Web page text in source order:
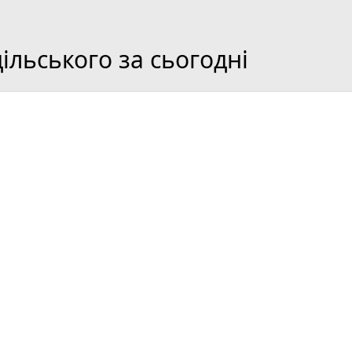
за сьогодні